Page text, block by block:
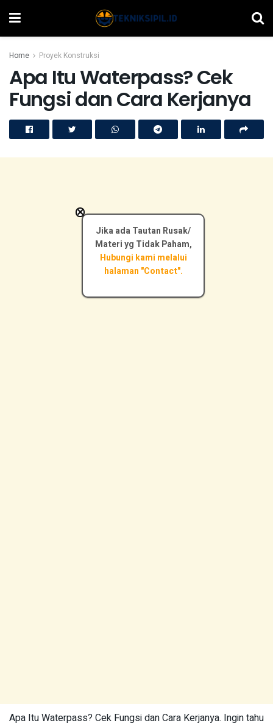
Home Proyek Konstruksi
Apa Itu Waterpass? Cek
Fungsi dan Cara Kerjanya
Apa Itu Waterpass? Cek Fungsi dan Cara Kerjanya. Ingin tahu
Jika ada Tautan Rusak/
Materi yg Tidak Paham,
Hubungi kami melalui
halaman "Contact".
×